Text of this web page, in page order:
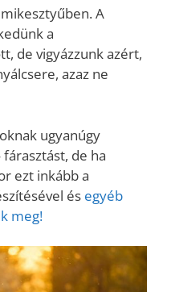
A
a
de vigyázzunk azért,
azaz ne
ugyanúgy
de ha
ezt inkább a
és egyéb
meg!